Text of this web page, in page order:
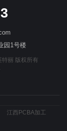
园1号楼
丽 版权所有
江西PCBA加工